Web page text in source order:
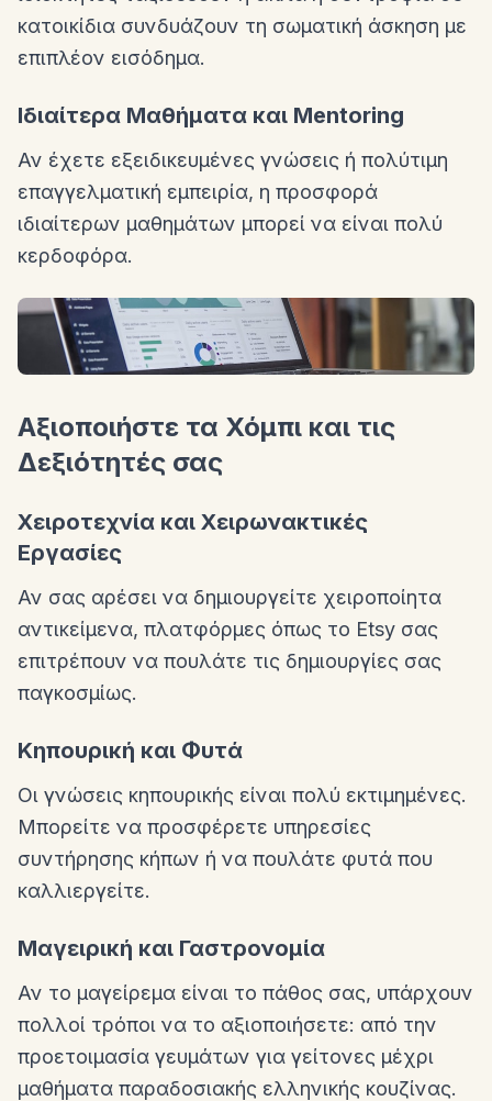
κατοικίδια συνδυάζουν τη σωματική άσκηση με
επιπλέον εισόδημα.
Ιδιαίτερα Μαθήματα και Mentoring
Αν έχετε εξειδικευμένες γνώσεις ή πολύτιμη
επαγγελματική εμπειρία, η προσφορά
ιδιαίτερων μαθημάτων μπορεί να είναι πολύ
κερδοφόρα.
Αξιοποιήστε τα Χόμπι και τις
Δεξιότητές σας
Χειροτεχνία και Χειρωνακτικές
Εργασίες
Αν σας αρέσει να δημιουργείτε χειροποίητα
αντικείμενα, πλατφόρμες όπως το Etsy σας
επιτρέπουν να πουλάτε τις δημιουργίες σας
παγκοσμίως.
Κηπουρική και Φυτά
Οι γνώσεις κηπουρικής είναι πολύ εκτιμημένες.
Μπορείτε να προσφέρετε υπηρεσίες
συντήρησης κήπων ή να πουλάτε φυτά που
καλλιεργείτε.
Μαγειρική και Γαστρονομία
Αν το μαγείρεμα είναι το πάθος σας, υπάρχουν
πολλοί τρόποι να το αξιοποιήσετε: από την
προετοιμασία γευμάτων για γείτονες μέχρι
μαθήματα παραδοσιακής ελληνικής κουζίνας.